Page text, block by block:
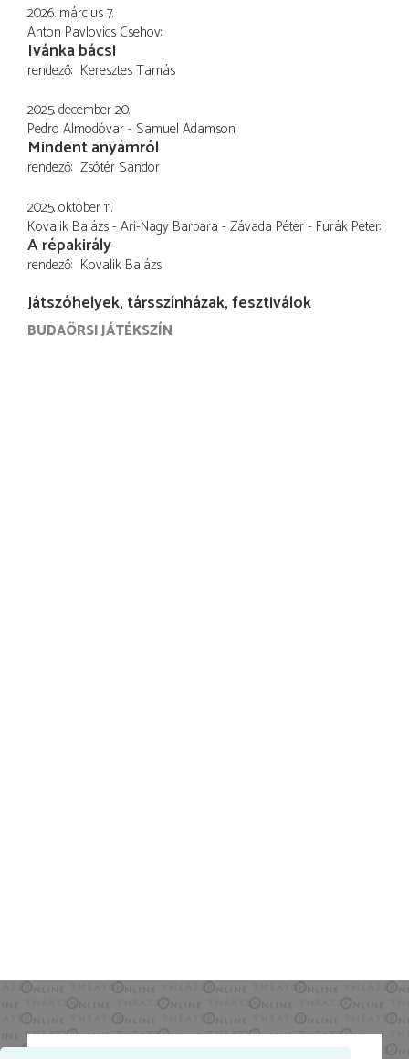
2026. március 7.
Anton Pavlovics Csehov
Ivánka bácsi
rendező Keresztes Tamás
2025. december 20.
Pedro Almodóvar - Samuel Adamson
Mindent anyámról
rendező Zsótér Sándor
2025. október 11.
Kovalik Balázs - Ari-Nagy Barbara - Závada Péter - Furák Péter
A répakirály
rendező Kovalik Balázs
Játszóhelyek, társszínházak, fesztiválok
BUDAÖRSI JÁTÉKSZÍN